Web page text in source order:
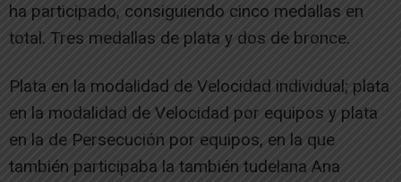
ha participado, consiguiendo cinco medallas en
total. Tres medallas de plata y dos de bronce.
Plata en la modalidad de Velocidad individual; plata
en la modalidad de Velocidad por equipos y plata
en la de Persecución por equipos, en la que
también participaba la también tudelana Ana